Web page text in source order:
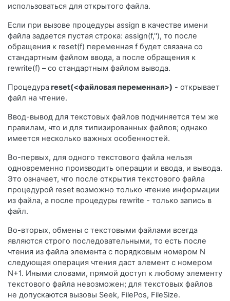
использоваться для открытого файла.
Если при вызове процедуры assign в качестве имени
файла задается пустая строка: assign(f,''), то после
обращения к reset(f) переменная f будет связана со
стандартным файлом ввода, а после обращения к
rewrite(f) – со стандартным файлом вывода.
Процедураreset(<файловая переменная>) - открывает
файл на чтение.
Ввод-вывод для текстовых файлов подчиняется тем же
правилам, что и для типизированных файлов; однако
имеется несколько важных особенностей.
Во-первых, для одного текстового файла нельзя
одновременно производить операции и ввода, и вывода.
Это означает, что после открытия текстового файла
процедурой reset возможно только чтение информации
из файла, а после процедуры rewrite - только запись в
файл.
Во-вторых, обмены с текстовыми файлами всегда
являются строго последовательными, то есть после
чтения из файла элемента с порядковым номером N
следующая операция чтения даст элемент с номером
N+1. Иными словами, прямой доступ к любому элементу
текстового файла невозможен; для текстовых файлов
не допускаются вызовы Seek, FilePos, FileSize.